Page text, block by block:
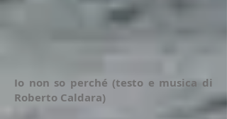
Io non so perché (testo e musica di
Roberto Caldara)